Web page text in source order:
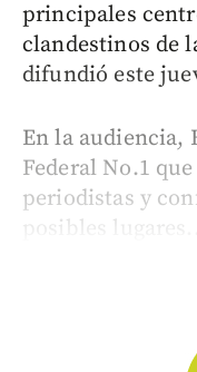
principales
clandestinos de
difundió este
En la audiencia,
Federal No.1
periodistas y
posibles lugares...